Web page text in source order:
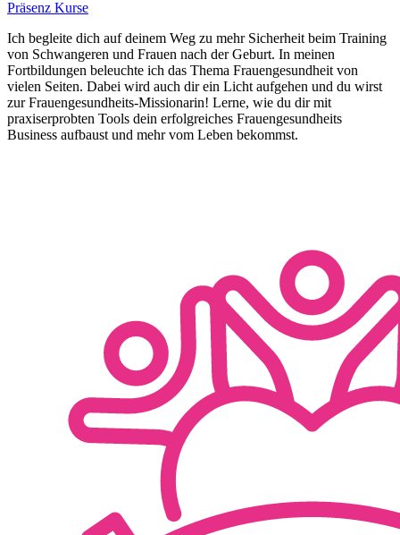
Präsenz Kurse
Ich begleite dich auf deinem Weg zu mehr Sicherheit beim Training
von Schwangeren und Frauen nach der Geburt. In meinen
Fortbildungen beleuchte ich das Thema Frauengesundheit von
vielen Seiten. Dabei wird auch dir ein Licht aufgehen und du wirst
zur Frauengesundheits-Missionarin! Lerne, wie du dir mit
praxiserprobten Tools dein erfolgreiches Frauengesundheits
Business aufbaust und mehr vom Leben bekommst.